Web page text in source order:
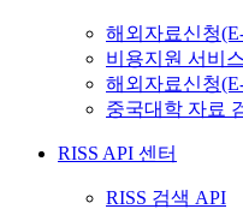
해외자료신청
비용지원 서비
해외자료신청
중국대학 자료
RISS API 센터
RISS 검색 API